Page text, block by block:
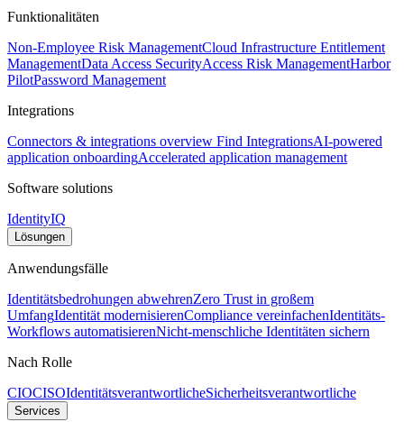
Funktionalitäten
Non-Employee Risk ManagementCloud Infrastructure Entitlement
ManagementData Access SecurityAccess Risk ManagementHarbor
PilotPassword Management
Integrations
Connectors & integrations overview Find IntegrationsAI-powered
application onboardingAccelerated application management
Software solutions
IdentityIQ
Lösungen
Anwendungsfälle
Identitätsbedrohungen abwehrenZero Trust in großem
UmfangIdentität modernisierenCompliance vereinfachenIdentitäts-
Workflows automatisierenNicht-menschliche Identitäten sichern
Nach Rolle
CIOCISOIdentitätsverantwortlicheSicherheitsverantwortliche
Services